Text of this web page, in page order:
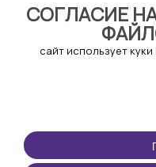
СОГЛАСИЕ
сайт использует куки
ЭКСПЛУАТАЦИИ
Условия и положения